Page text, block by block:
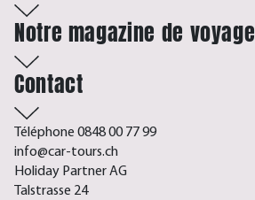
Notre magazine de voyage
Contact
Téléphone 0848 00 77 99
info@car-tours.ch
Holiday Partner AG
Talstrasse 24